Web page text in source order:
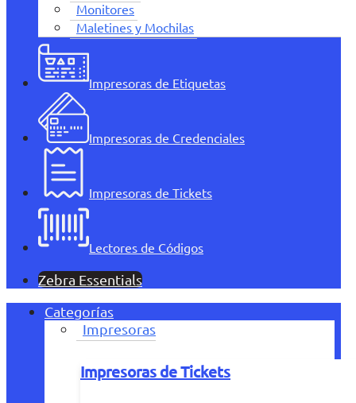
Monitores
Maletines y Mochilas
Impresoras de Etiquetas
Impresoras de Credenciales
Impresoras de Tickets
Lectores de Códigos
Zebra Essentials
Categorías
Impresoras
Impresoras de Tickets